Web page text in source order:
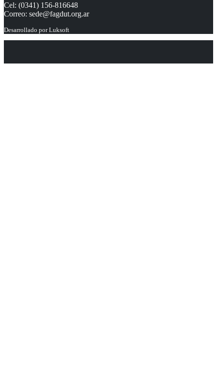
Cel: (0341) 156-816648
Correo: sede@fagdut.org.ar
Desarrollado porLuksoft